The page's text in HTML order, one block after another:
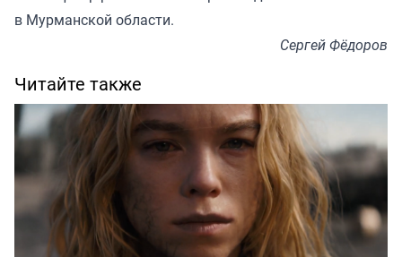
в Мурманской области.
Сергей Фёдоров
Читайте также